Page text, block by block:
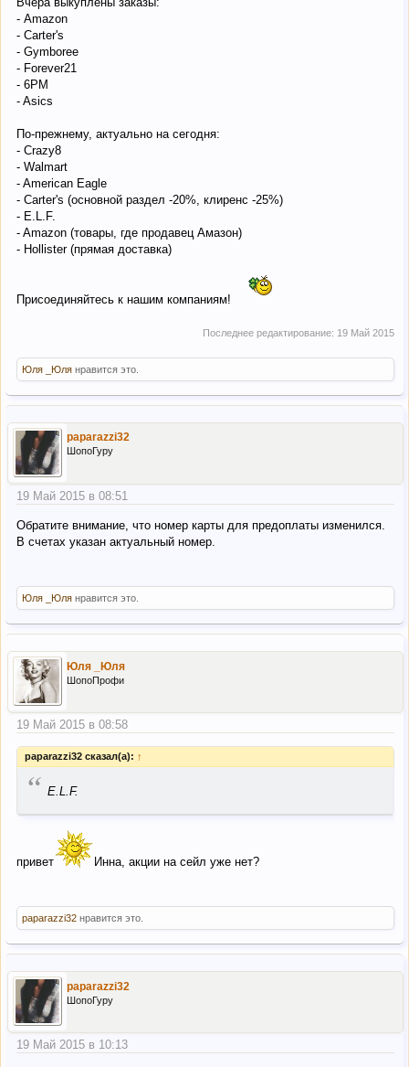
- Amazon
- Carter's
- Gymboree
- Forever21
- 6PM
- Asics
По-прежнему, актуально на сегодня:
- Crazy8
- Walmart
- American Eagle
- Carter's (основной раздел -20%, клиренс -25%)
- E.L.F.
- Amazon (товары, где продавец Амазон)
- Hollister (прямая доставка)
Присоединяйтесь к нашим компаниям!
Последнее редактирование: 19 Май 2015
Юля _Юля нравится это.
paparazzi32
ШопоГуру
19 Май 2015 в 08:51
Обратите внимание, что номер карты для предоплаты изменился.
В счетах указан актуальный номер.
Юля _Юля нравится это.
Юля _Юля
ШопоПрофи
19 Май 2015 в 08:58
paparazzi32 сказал(а): ↑
“ E.L.F.
привет Инна, акции на сейл уже нет?
paparazzi32 нравится это.
paparazzi32
ШопоГуру
19 Май 2015 в 10:13